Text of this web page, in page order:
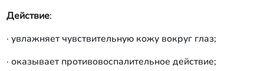
Действие:
· увлажняет чувствительную кожу вокруг глаз;
· оказывает противовоспалительное действие;